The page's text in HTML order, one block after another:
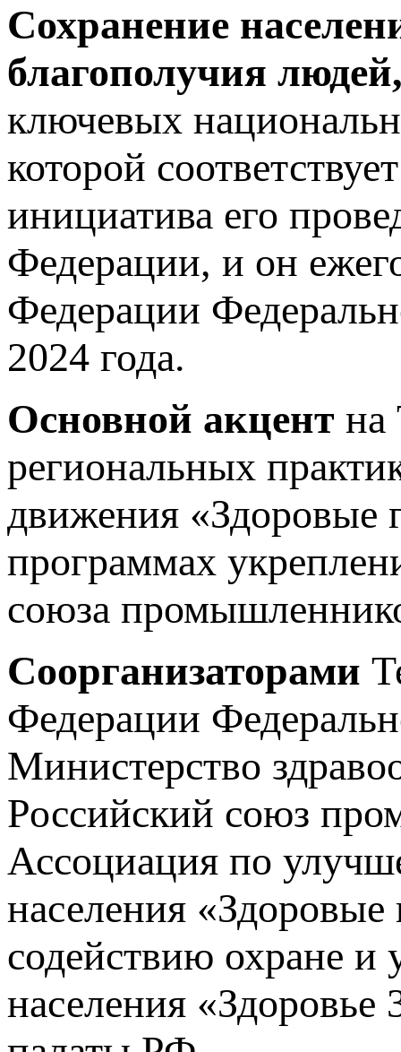
Сохранение
благополучия
ключевых
которой
инициатива его
Федерации, и он
Федерации
2024 года.
Основной акцент на
региональных
движения «Здоровые
программах
союза
Соорганизаторами
Федерации
Министерство
Российский союз
Ассоциация по
населения
содействию охране и
населения